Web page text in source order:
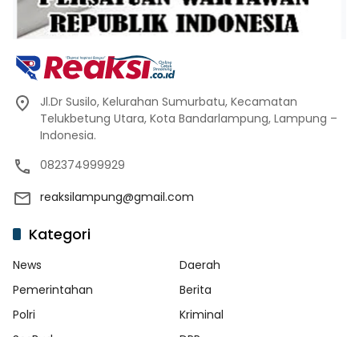
Jl.Dr Susilo, Kelurahan Sumurbatu, Kecamatan
Telukbetung Utara, Kota Bandarlampung, Lampung –
Indonesia.
082374999929
reaksilampung@gmail.com
Kategori
News
Daerah
Pemerintahan
Berita
Polri
Kriminal